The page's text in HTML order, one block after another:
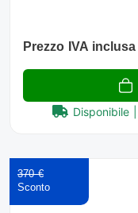
Prezzo IVA inclusa
Disponibile
370 €